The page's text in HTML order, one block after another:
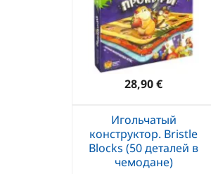
28,90 €
Игольчатый
конструктор. Bristle
Blocks (50 деталей в
чемодане)